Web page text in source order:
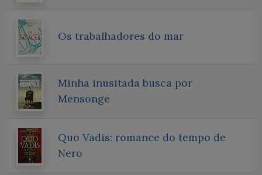
Os trabalhadores do mar
Minha inusitada busca por
Mensonge
Quo Vadis: romance do tempo de
Nero